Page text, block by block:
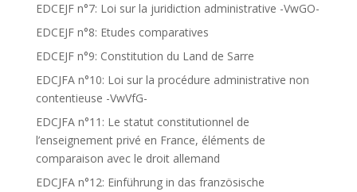
EDCEJF n°7: Loi sur la juridiction administrative -VwGO-
EDCEJF n°8: Etudes comparatives
EDCEJF n°9: Constitution du Land de Sarre
EDCJFA n°10: Loi sur la procédure administrative non
contentieuse -VwVfG-
EDCJFA n°11: Le statut constitutionnel de
l’enseignement privé en France, éléments de
comparaison avec le droit allemand
EDCJFA n°12: Einführung in das französische